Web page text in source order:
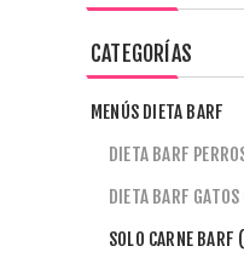
CATEGORÍAS
MENÚS DIETA BARF
DIETA BARF
DIETA BARF
SOLO CARNE BARF